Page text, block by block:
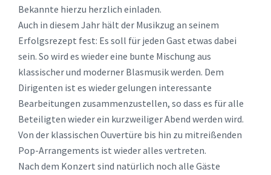
Bekannte hierzu herzlich einladen.
Auch in diesem Jahr hält der Musikzug an seinem
Erfolgsrezept fest: Es soll für jeden Gast etwas dabei
sein. So wird es wieder eine bunte Mischung aus
klassischer und moderner Blasmusik werden. Dem
Dirigenten ist es wieder gelungen interessante
Bearbeitungen zusammenzustellen, so dass es für alle
Beteiligten wieder ein kurzweiliger Abend werden wird.
Von der klassischen Ouvertüre bis hin zu mitreißenden
Pop-Arrangements ist wieder alles vertreten.
Nach dem Konzert sind natürlich noch alle Gäste